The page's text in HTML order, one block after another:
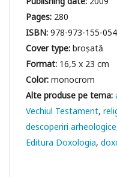
Pages: 280
ISBN:978-973-155-
Cover type:broșată
Format: 16,5 x 23 cm
Color:monocrom
Vechiul Testament
descoperiri arheologice
Editura Doxologia